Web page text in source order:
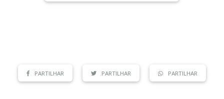
PARTILHAR PARTILHAR PARTILHAR